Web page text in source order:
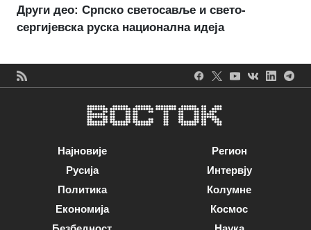
Други део: Српско светосавље и свето-
сергијевска руска национална идеја
Најновије
Русија
Политика
Економија
Регион
Интервју
Колумне
Космос